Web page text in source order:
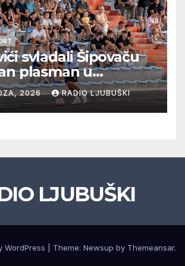
svladali Šipovaču
plasman u
Grab izborio
dalje, Klobuk ispao,
počinje četvrtfinale
2026 RADIO LJUBUŠKI
LJUBUŠKI
WordPress Theme: Newsup by Themeansar.